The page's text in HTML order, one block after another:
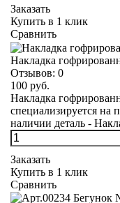
Заказать
Купить в 1 клик
Сравнить
Накладка
Отзывов: 0
100 руб.
Накладка
специализируется на
наличии деталь -
Заказать
Купить в 1 клик
Сравнить